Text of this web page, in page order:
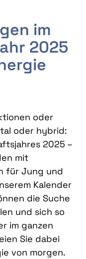
im
2025
oder
oder hybrid:
2025 –
mit
für Jung und
Kalender
die Suche
und sich so
im ganzen
Sie dabei
von morgen.